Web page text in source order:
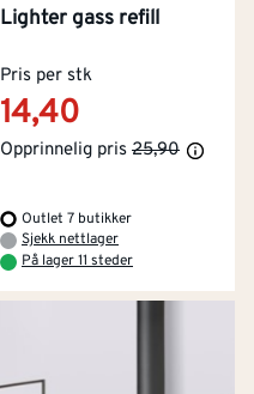
Lighter gass refill
Pris per stk
14,40
Opprinnelig pris 25,90
Outlet 7 butikker
Sjekk nettlager
På lager 11 steder